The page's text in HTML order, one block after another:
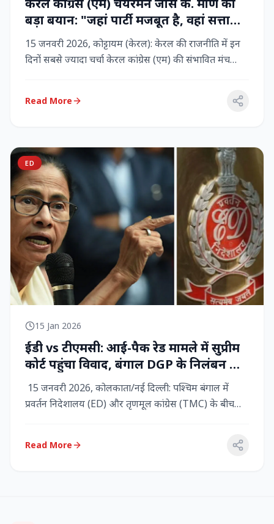
बड़ा बयान: "जहां पार्टी मजबूत है, वहां सत्ता
बनी रहेगी" – LDF के साथ बने रहने पर जोर
15 जनवरी 2026, कोट्टायम (केरल): केरल की राजनीति में इन
दिनों सबसे ज्यादा चर्चा केरल कांग्रेस (एम) की संभावित मंच
Read More
ED
15 Jan 2026
ईडी vs टीएमसी: आई-पैक रेड मामले में सुप्रीम
कोर्ट पहुंचा विवाद, बंगाल DGP के निलंबन की
मांग, कलकत्ता हाईकोर्ट में CBI छापेमारी
15 जनवरी 2026, कोलकाता/नई दिल्ली: पश्चिम बंगाल में
प्रवर्तन निदेशालय (ED) और तृणमूल कांग्रेस (TMC) के बीच
Read More